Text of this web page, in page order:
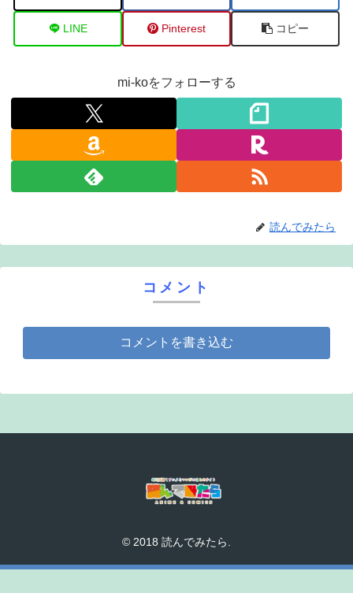
LINE Pinterest コピー
mi-koをフォローする
読んでみたら
コメント
コメントを書き込む
© 2018 読んでみたら.